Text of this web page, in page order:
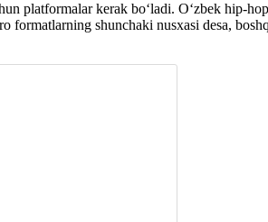
platformalar kerak bo‘ladi. O‘zbek hip-
formatlarning shunchaki nusxasi desa,